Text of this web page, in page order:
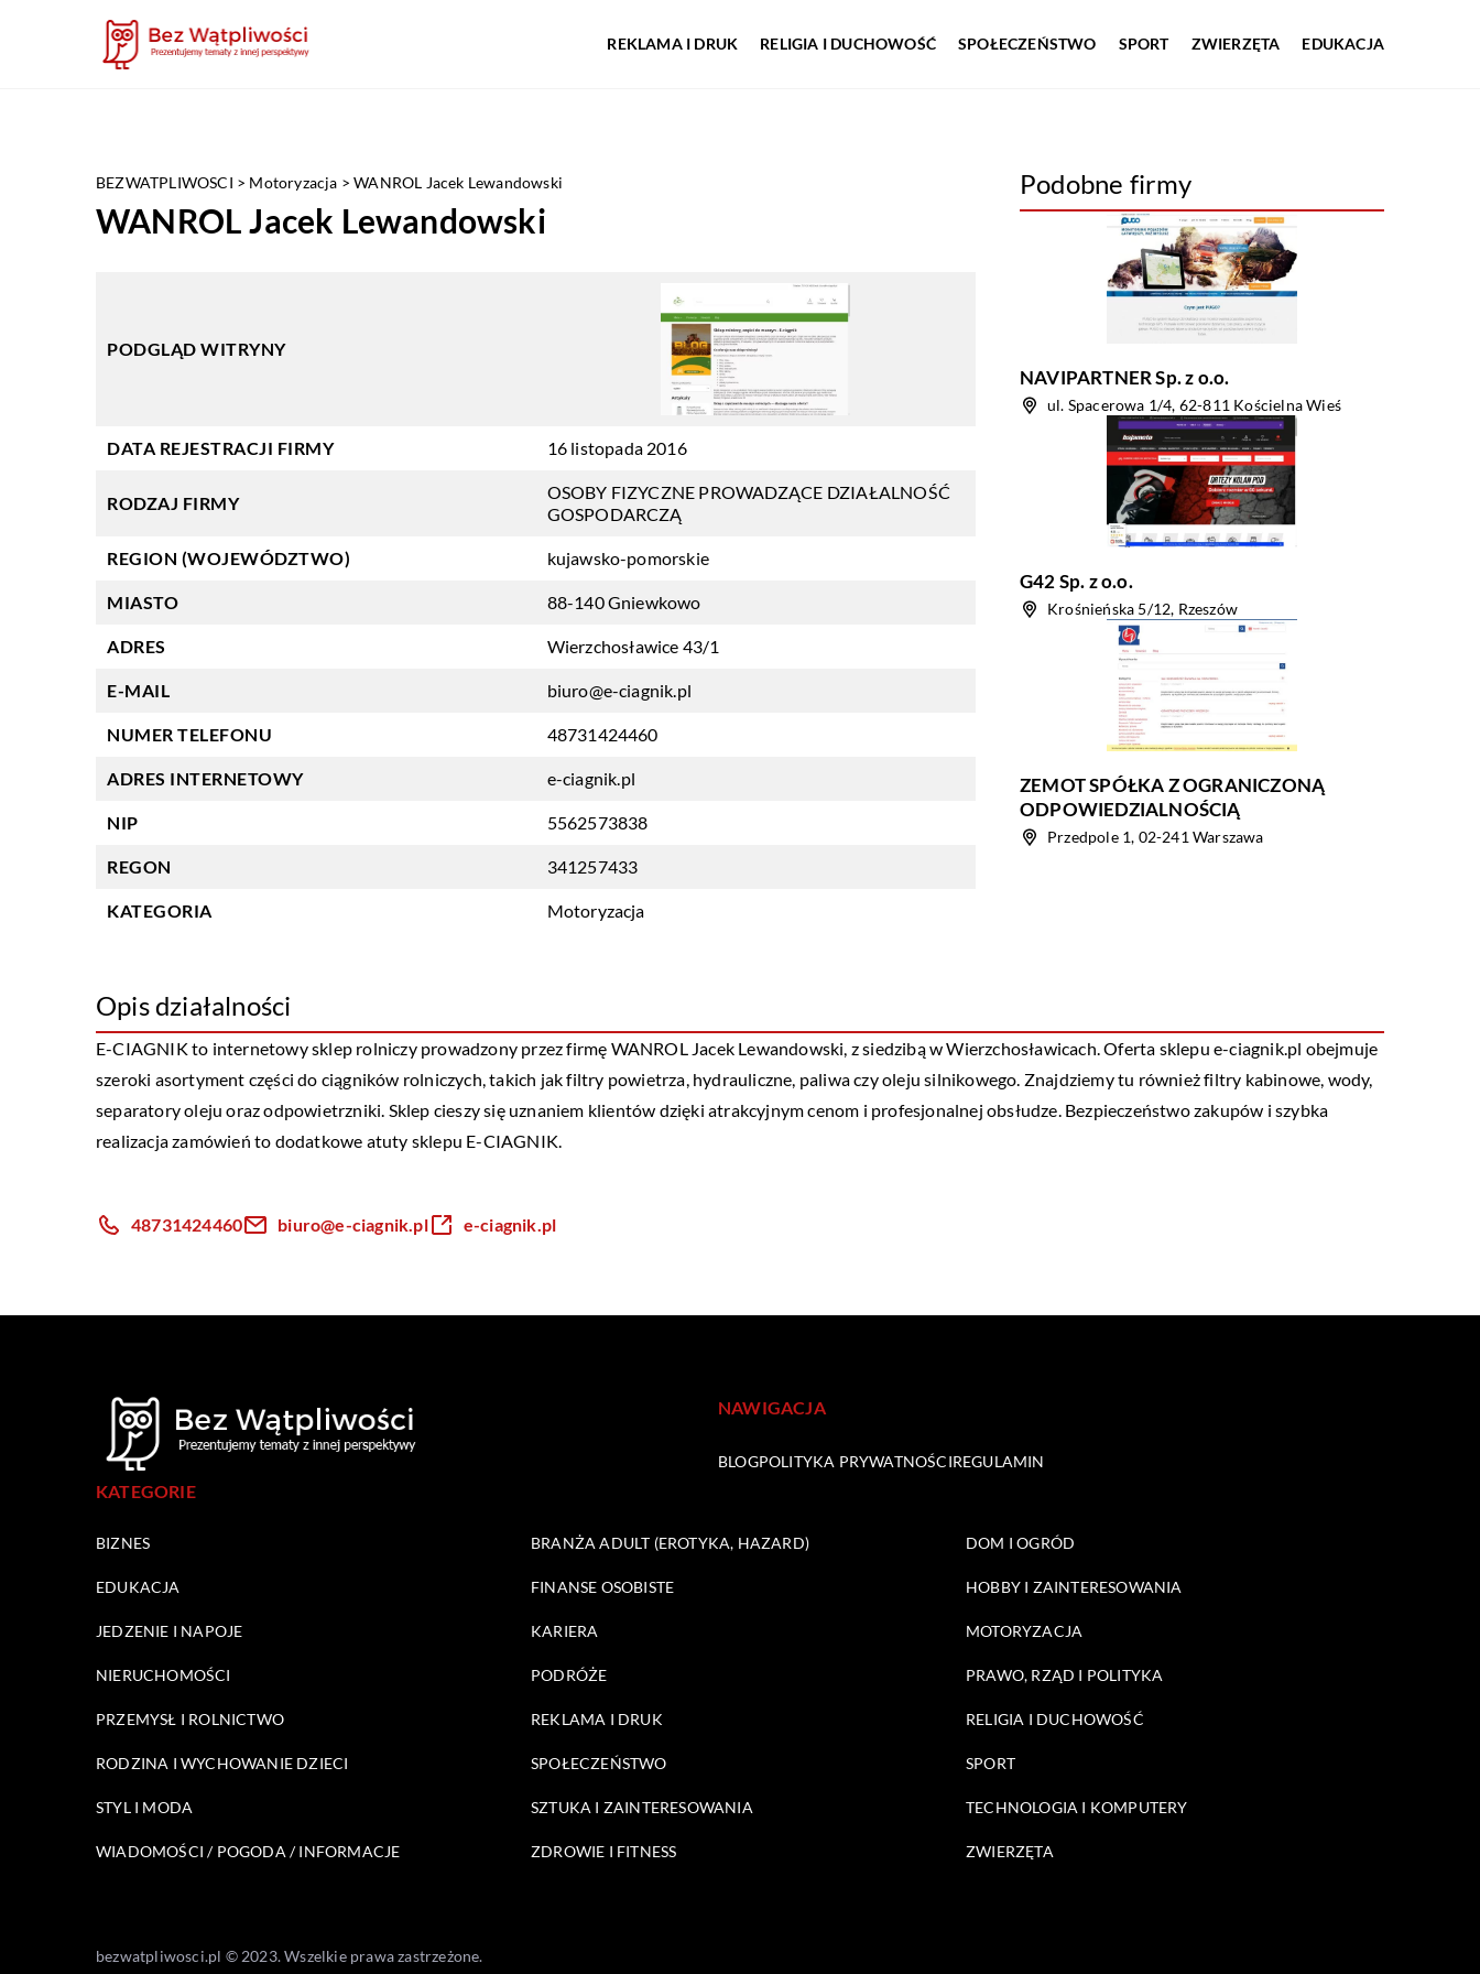
REKLAMA I DRUK RELIGIA I DUCHOWOŚĆ SPOŁECZEŃSTWO SPORT ZWIERZĘTA EDUKACJA
BEZWATPLIWOSCI > Motoryzacja >WANROL Jacek Lewandowski
WANROL Jacek Lewandowski
PODGLĄD WITRYNY
DATA REJESTRACJI FIRMY 16 listopada 2016
RODZAJ FIRMY
OSOBY FIZYCZNE PROWADZĄCE DZIAŁALNOŚĆ
GOSPODARCZĄ
REGION (WOJEWÓDZTWO) kujawsko-pomorskie
MIASTO 88-140 Gniewkowo
ADRES Wierzchosławice 43/1
E-MAIL biuro@e-ciagnik.pl
NUMER TELEFONU 48731424460
ADRES INTERNETOWY e-ciagnik.pl
NIP 5562573838
REGON 341257433
KATEGORIA Motoryzacja
Podobne firmy
NAVIPARTNER Sp. z o.o.
ul. Spacerowa 1/4, 62-811 Kościelna Wieś
G42 Sp. z o.o.
Krośnieńska 5/12, Rzeszów
ZEMOT SPÓŁKA Z OGRANICZONĄ
ODPOWIEDZIALNOŚCIĄ
Przedpole 1, 02-241 Warszawa
Opis działalności
E-CIAGNIK to internetowy sklep rolniczy prowadzony przez firmę WANROL Jacek Lewandowski, z siedzibą w Wierzchosławicach. Oferta sklepu e-ciagnik.pl obejmuje
szeroki asortyment części do ciągników rolniczych, takich jak filtry powietrza, hydrauliczne, paliwa czy oleju silnikowego. Znajdziemy tu również filtry kabinowe, wody,
separatory oleju oraz odpowietrzniki. Sklep cieszy się uznaniem klientów dzięki atrakcyjnym cenom i profesjonalnej obsłudze. Bezpieczeństwo zakupów i szybka
realizacja zamówień to dodatkowe atuty sklepu E-CIAGNIK.
48731424460 biuro@e-ciagnik.pl e-ciagnik.pl
NAWIGACJA
BLOGPOLITYKA PRYWATNOŚCIREGULAMIN
KATEGORIE
BIZNES BRANŻA ADULT (EROTYKA, HAZARD) DOM I OGRÓD
EDUKACJA FINANSE OSOBISTE HOBBY I ZAINTERESOWANIA
JEDZENIE I NAPOJE KARIERA MOTORYZACJA
NIERUCHOMOŚCI PODRÓŻE PRAWO, RZĄD I POLITYKA
PRZEMYSŁ I ROLNICTWO REKLAMA I DRUK RELIGIA I DUCHOWOŚĆ
RODZINA I WYCHOWANIE DZIECI SPOŁECZEŃSTWO SPORT
STYL I MODA SZTUKA I ZAINTERESOWANIA TECHNOLOGIA I KOMPUTERY
WIADOMOŚCI / POGODA / INFORMACJE ZDROWIE I FITNESS ZWIERZĘTA
bezwatpliwosci.pl © 2023. Wszelkie prawa zastrzeżone.